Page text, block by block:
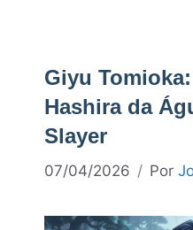
Giyu
Hashira da
Slayer
07/04/2026 Por